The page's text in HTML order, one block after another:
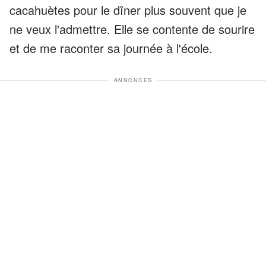
cacahuètes pour le dîner plus souvent que je
ne veux l'admettre. Elle se contente de sourire
et de me raconter sa journée à l'école.
ANNONCES